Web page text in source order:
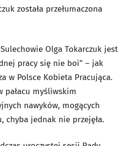
została przełumaczona
Olga Tokarczuk jest
pracy się nie boi” – jak
w Polsce Kobieta Pracująca.
pałacu myśliwskim
nawyków, mogących
chyba jednak nie przejęła.